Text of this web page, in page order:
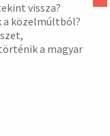
vissza?
a közelmúltból?
a magyar